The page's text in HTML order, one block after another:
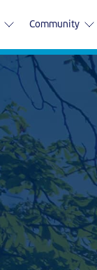
Community